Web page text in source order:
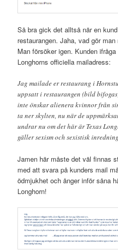
Så bra gick det alltså när en
restaurangen. Jaha, vad gör
Man försöker igen. Kunden
Longhorns officiella mailadress:
Jag mailade er restaurang i
uppsatt i restaurangen (bild
inte önskar alienera kvinnor från
ta ner skylten, nu när de
undrar nu om det här är Texas
gäller sexism och sexistisk
Jamen här måste det väl finnas
med att svara på kunders mail
ödmjukhet och ånger inför såna
Longhorn!